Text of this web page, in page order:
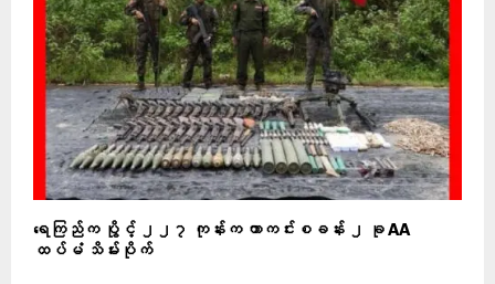
ရေကြည်က ပွိုင့် ၂၂၇ ကုန်းက ကာကင်းစခန်း ၂ ခု AA
ထပ်မံ သိမ်းပိုက်